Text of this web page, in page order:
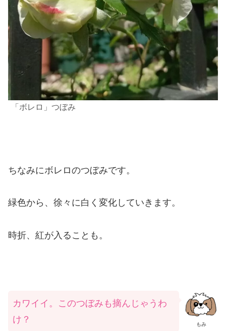
「ボレロ」つぼみ
ちなみにボレロのつぼみです。
緑色から、徐々に白く変化していきます。
時折、紅が入ることも。
もみ
カワイイ。このつぼみも摘んじゃうわ
け？